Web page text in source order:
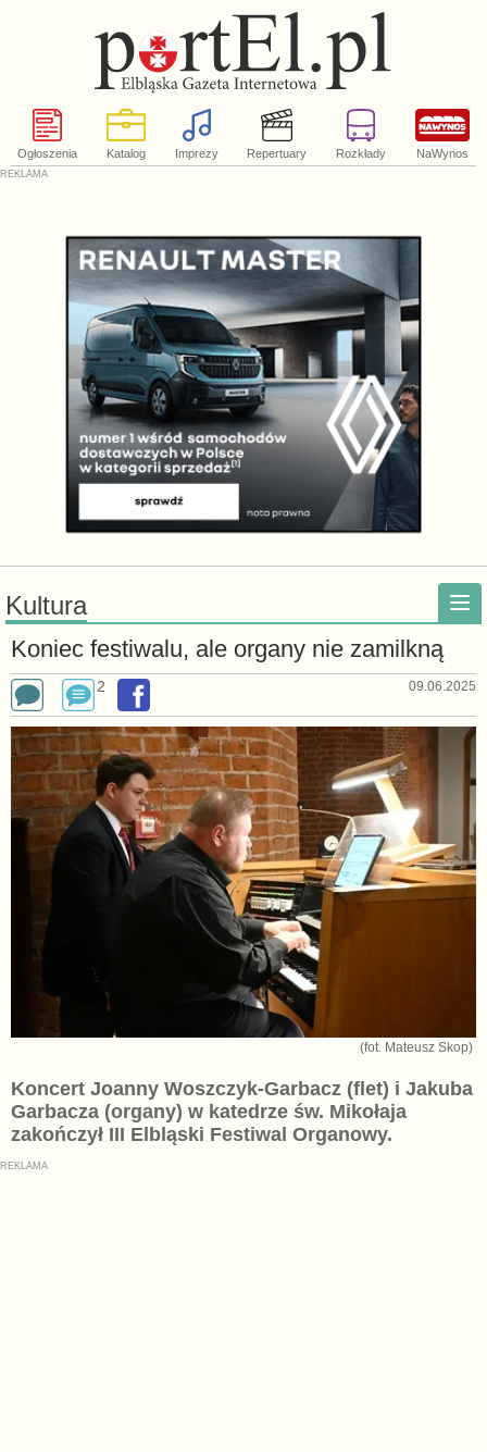
Ogłoszenia Katalog Imprezy Repertuary Rozkłady NaWynos
Kultura
Koniec festiwalu, ale organy nie zamilkną
2 09.06.2025
(fot. Mateusz Skop)
Koncert Joanny Woszczyk-Garbacz (flet) i Jakuba
Garbacza (organy) w katedrze św. Mikołaja
zakończył III Elbląski Festiwal Organowy.